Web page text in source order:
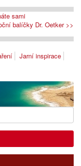
sami
balíčky Dr. Oetker >>
Jarní inspirace